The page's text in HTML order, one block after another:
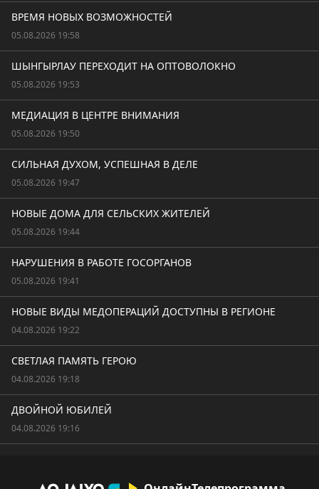
ВРЕМЯ НОВЫХ ВОЗМОЖНОСТЕЙ
05.08.2026 19:58
ШЫНГЫРЛАУ ПЕРЕХОДИТ НА ОПТОВОЛОКНО
05.08.2026 19:53
МЕДИАЦИЯ В ЦЕНТРЕ ВНИМАНИЯ
05.08.2026 19:50
СИЛЬНАЯ ДУХОМ, УСПЕШНАЯ В ДЕЛЕ
05.08.2026 19:47
НОВЫЕ ДОМА ДЛЯ СЕЛЬСКИХ ЖИТЕЛЕЙ
05.08.2026 19:44
НАРУШЕНИЯ В РАБОТЕ ГОСОРГАНОВ
05.08.2026 19:41
НОВЫЕ ВИДЫ МЕДОПЕРАЦИЙ ДОСТУПНЫ В РЕГИОНЕ
04.08.2026 19:22
СВЕТЛАЯ ПАМЯТЬ ГЕРОЮ
04.08.2026 19:18
ДВОЙНОЙ ЮБИЛЕЙ
04.08.2026 19:16